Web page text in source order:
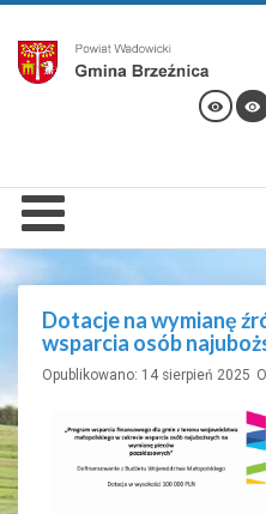
Dotacje na wymianę
wsparcia osób
Opublikowano: 14 sierpień 2025